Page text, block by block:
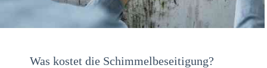
Was kostet die Schimmelbeseitigung?